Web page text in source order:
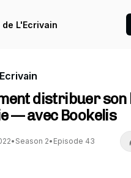
de L'Ecrivain
distribuer son
— avec Bookelis
• Season 2• Episode 43